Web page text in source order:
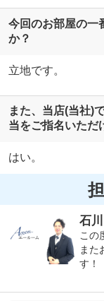
今回のお部屋の一
か？
立地です。
また、当店(当社)
当をご指名いただ
はい。
石
この
また
す！